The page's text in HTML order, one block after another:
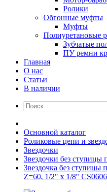
Ролики
Обгонные муфты
Муфты
Полиуретановые
Зубчатые
ПУ ремни
Главная
О нас
Статьи
В наличии
Основной каталог
Роликовые цепи и
Звездочки
Звездочки без ступицы
Звездочка без ступицы
Z=60, 1/2" x 1/8"